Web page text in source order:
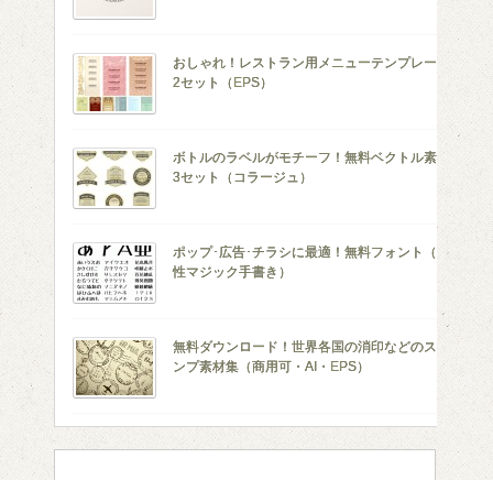
おしゃれ！レストラン用メニューテンプレート
2セット（EPS）
ボトルのラベルがモチーフ！無料ベクトル素材
3セット（コラージュ）
ポップ･広告･チラシに最適！無料フォント（油
性マジック手書き）
無料ダウンロード！世界各国の消印などのスタ
ンプ素材集（商用可・AI・EPS）